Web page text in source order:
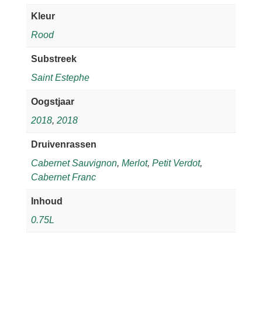
Kleur
Rood
Substreek
Saint Estephe
Oogstjaar
2018, 2018
Druivenrassen
Cabernet Sauvignon, Merlot, Petit Verdot,
Cabernet Franc
Inhoud
0.75L